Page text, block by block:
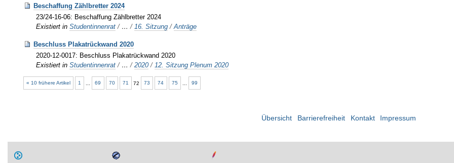
Beschaffung Zählbretter 2024
23/24-16-06: Beschaffung Zählbretter 2024
Existiert in Studentinnenrat / …/16. Sitzung /Anträge
Beschluss Plakatrückwand 2020
2020-12-0017: Beschluss Plakatrückwand 2020
Existiert in Studentinnenrat / …/2020 / 12. Sitzung Plenum 2020
« 10 frühere Artikel 1 69 70 71 72 73 74 75 99
Übersicht Barrierefreiheit Kontakt Impressum